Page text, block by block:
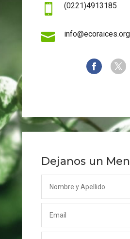
 (0221)4913185

Dejanos un